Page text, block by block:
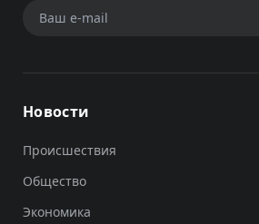
Новости
Происшествия
Общество
Экономика